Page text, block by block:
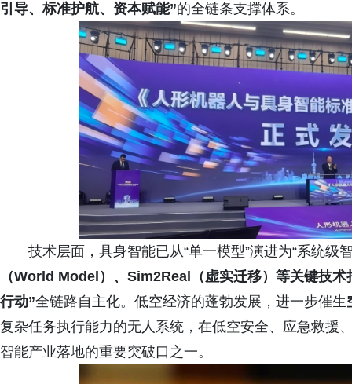
引导、标准护航、资本赋能”的全链条支撑体系。
技术层面，具身智能已从“单一模型”演进为“系统级
（World Model）、Sim2Real（虚实迁移）等关键技术
行动”全链路自主化。低空经济的蓬勃发展，进一步催生
复杂任务执行能力的无人系统，在低空安全、应急救援
智能产业落地的重要突破口之一。